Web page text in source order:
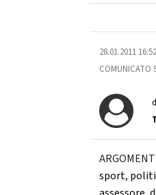
28.01.2011 16:52
COMUNICATO
sport,